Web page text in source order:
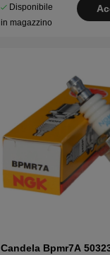
Disponibile
in magazzino
Candela Bpmr7A